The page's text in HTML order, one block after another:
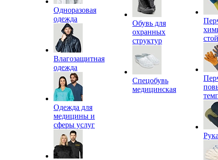
Одноразовая
одежда
Влагозащитная
одежда
Одежда для
медицины и
сферы услуг
Обувь для
охранных
структур
Спецобувь
медицинская